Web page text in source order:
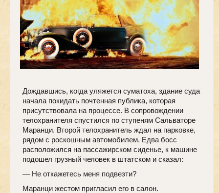
Дождавшись, когда уляжется суматоха, здание суда
начала покидать почтенная публика, которая
присутствовала на процессе. В сопровождении
телохранителя спустился по ступеням Сальваторе
Маранци. Второй телохранитель ждал на парковке,
рядом с роскошным автомобилем. Едва босс
расположился на пассажирском сиденье, к машине
подошел грузный человек в штатском и сказал:
— Не откажетесь меня подвезти?
Маранци жестом пригласил его в салон.